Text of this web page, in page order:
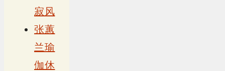
寂风
张蕙
兰瑜
伽休